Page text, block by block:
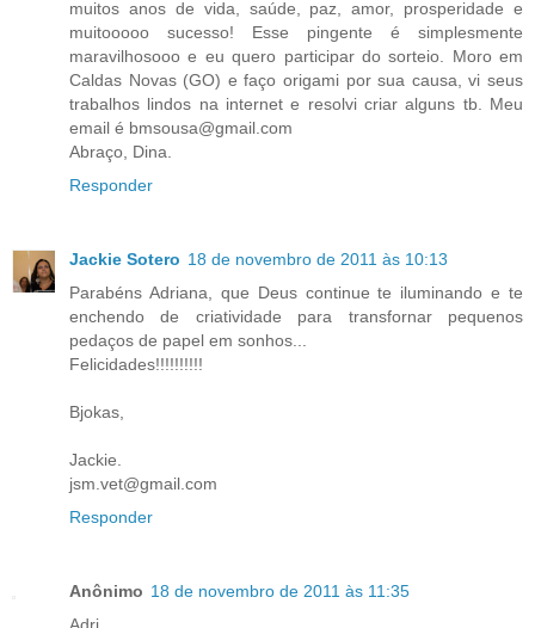
muitos anos de vida, saúde, paz, amor, prosperidade e
muitooooo sucesso! Esse pingente é simplesmente
maravilhosooo e eu quero participar do sorteio. Moro em
Caldas Novas (GO) e faço origami por sua causa, vi seus
trabalhos lindos na internet e resolvi criar alguns tb. Meu
email é bmsousa@gmail.com
Abraço, Dina.
Responder
Jackie Sotero 18 de novembro de 2011 às 10:13
Parabéns Adriana, que Deus continue te iluminando e te
enchendo de criatividade para transfornar pequenos
pedaços de papel em sonhos...
Felicidades!!!!!!!!!!
Bjokas,
Jackie.
jsm.vet@gmail.com
Responder
Anônimo 18 de novembro de 2011 às 11:35
Adri ,